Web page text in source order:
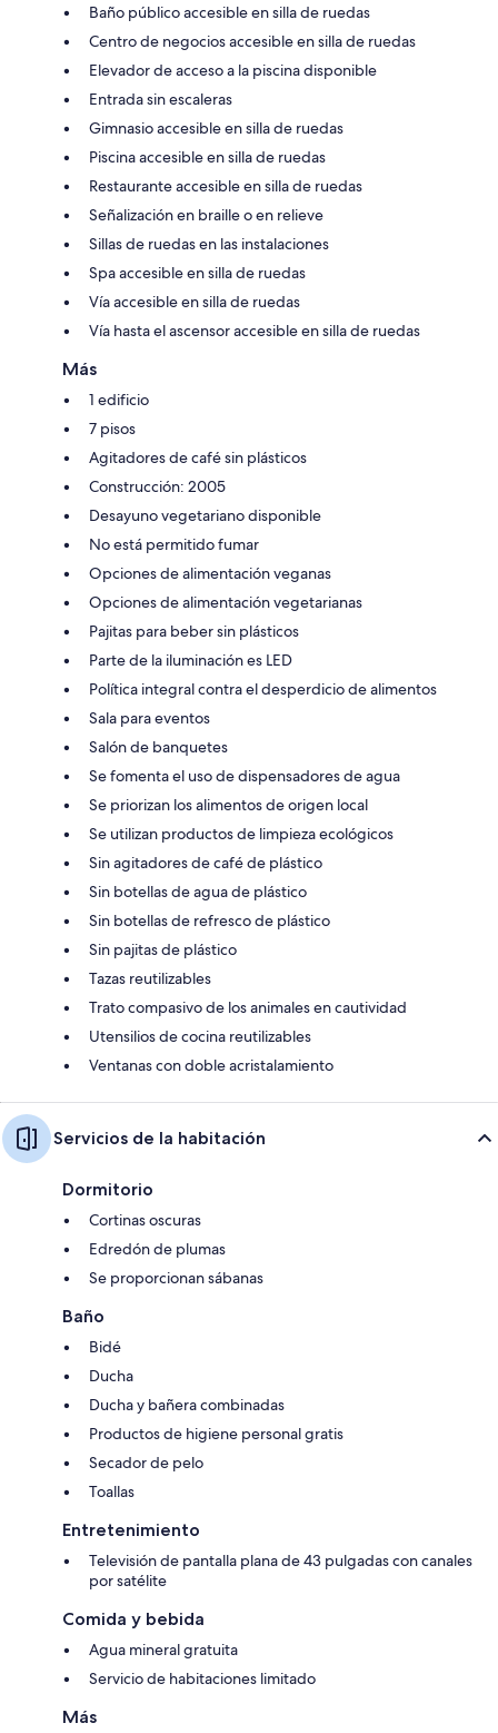
Baño público accesible en silla de ruedas
Centro de negocios accesible en silla de ruedas
Elevador de acceso a la piscina disponible
Entrada sin escaleras
Gimnasio accesible en silla de ruedas
Piscina accesible en silla de ruedas
Restaurante accesible en silla de ruedas
Señalización en braille o en relieve
Sillas de ruedas en las instalaciones
Spa accesible en silla de ruedas
Vía accesible en silla de ruedas
Vía hasta el ascensor accesible en silla de ruedas
Más
1 edificio
7 pisos
Agitadores de café sin plásticos
Construcción: 2005
Desayuno vegetariano disponible
No está permitido fumar
Opciones de alimentación veganas
Opciones de alimentación vegetarianas
Pajitas para beber sin plásticos
Parte de la iluminación es LED
Política integral contra el desperdicio de alimentos
Sala para eventos
Salón de banquetes
Se fomenta el uso de dispensadores de agua
Se priorizan los alimentos de origen local
Se utilizan productos de limpieza ecológicos
Sin agitadores de café de plástico
Sin botellas de agua de plástico
Sin botellas de refresco de plástico
Sin pajitas de plástico
Tazas reutilizables
Trato compasivo de los animales en cautividad
Utensilios de cocina reutilizables
Ventanas con doble acristalamiento
Servicios de la habitación
Dormitorio
Cortinas oscuras
Edredón de plumas
Se proporcionan sábanas
Baño
Bidé
Ducha
Ducha y bañera combinadas
Productos de higiene personal gratis
Secador de pelo
Toallas
Entretenimiento
Televisión de pantalla plana de 43 pulgadas con canales
por satélite
Comida y bebida
Agua mineral gratuita
Servicio de habitaciones limitado
Más